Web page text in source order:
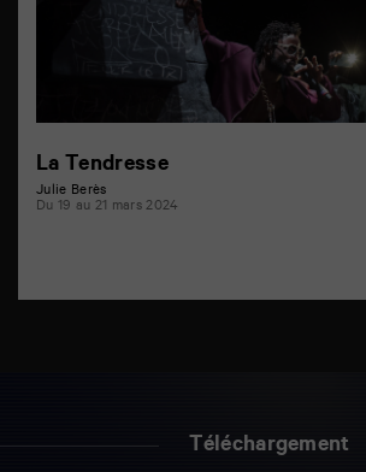
La Tendresse
Julie Berès
Du 19 au 21 mars 2024
Téléchargement